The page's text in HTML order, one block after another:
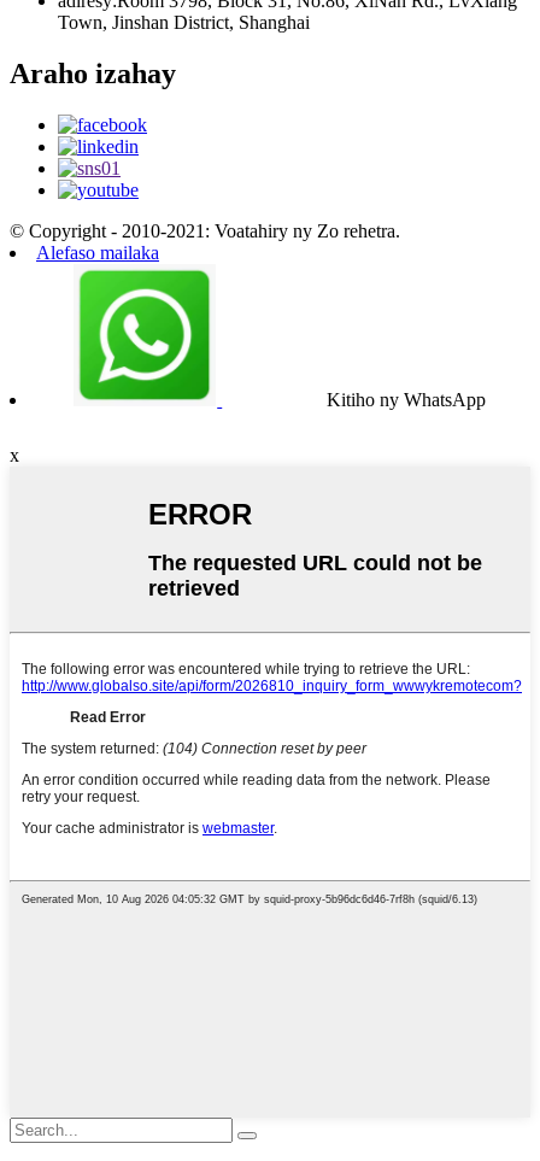
Town, Jinshan District, Shanghai
Araho izahay
© Copyright - 2010-2021: Voatahiry ny Zo rehetra.
Alefaso mailaka
Kitiho ny WhatsApp
x